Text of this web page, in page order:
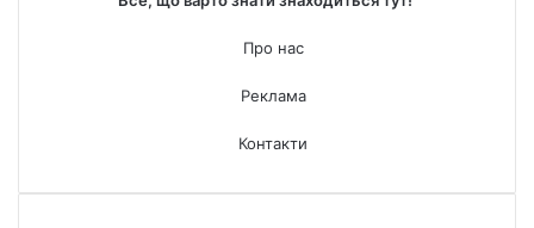
Про нас
Реклама
Контакти